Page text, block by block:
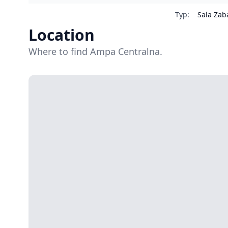
Typ: Sala
Location
Where to find Ampa Centralna.